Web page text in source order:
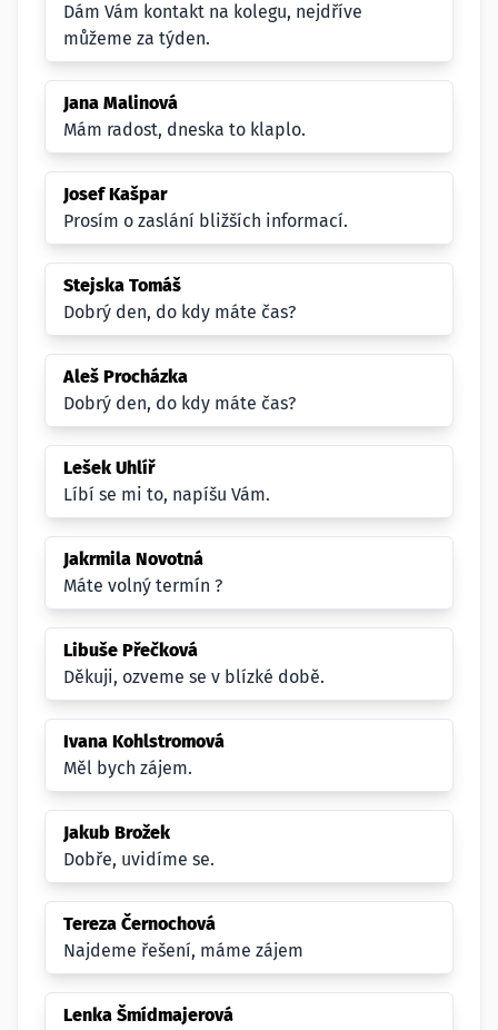
Dám Vám kontakt na kolegu, nejdříve
můžeme za týden.
Jana Malinová
Mám radost, dneska to klaplo.
Josef Kašpar
Prosím o zaslání bližších informací.
Stejska Tomáš
Dobrý den, do kdy máte čas?
Aleš Procházka
Dobrý den, do kdy máte čas?
Lešek Uhlíř
Líbí se mi to, napíšu Vám.
Jakrmila Novotná
Máte volný termín ?
Libuše Přečková
Děkuji, ozveme se v blízké době.
Ivana Kohlstromová
Měl bych zájem.
Jakub Brožek
Dobře, uvidíme se.
Tereza Černochová
Najdeme řešení, máme zájem
Lenka Šmídmajerová